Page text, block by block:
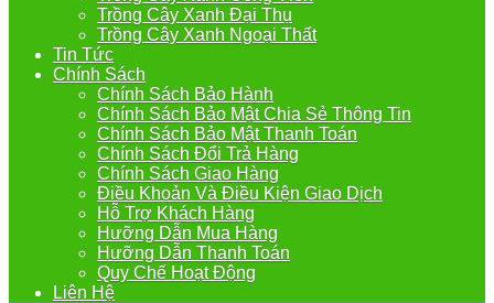
Trồng Cây Xanh Đại Thụ
Trồng Cây Xanh Ngoại Thất
Tin Tức
Chính Sách
Chính Sách Bảo Hành
Chính Sách Bảo Mật Chia Sẻ Thông Tin
Chính Sách Bảo Mật Thanh Toán
Chính Sách Đổi Trả Hàng
Chính Sách Giao Hàng
Điều Khoản Và Điều Kiện Giao Dịch
Hỗ Trợ Khách Hàng
Hưỡng Dẫn Mua Hàng
Hưỡng Dẫn Thanh Toán
Quy Chế Hoạt Động
Liên Hệ